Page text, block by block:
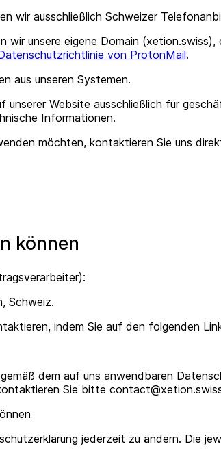
wir ausschließlich Schweizer
wir unsere eigene Domain
von ProtonMail.
aus unseren Systemen.
unserer Website ausschließlich für
Informationen.
möchten, kontaktieren Sie uns
können
Schweiz.
indem Sie auf den folgenden
dem auf uns anwendbaren
Sie bitte
jederzeit zu ändern. Die